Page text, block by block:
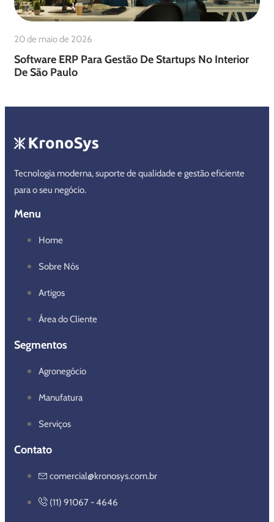
20 de maio de 2026
Software ERP Para Gestão De Startups No Interior
De São Paulo
Tecnologia moderna, suporte de qualidade e gestão eficiente
para o seu negócio.
Menu
Home
Sobre Nós
Artigos
Área do Cliente
Segmentos
Agronegócio
Manufatura
Serviços
Contato
comercial@kronosys.com.br
(11) 91067 - 4646